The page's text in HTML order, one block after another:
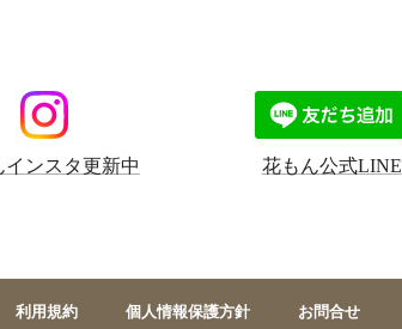
インスタ更新中 花もん公式LINE
利用規約 個人情報保護方針 お問合せ